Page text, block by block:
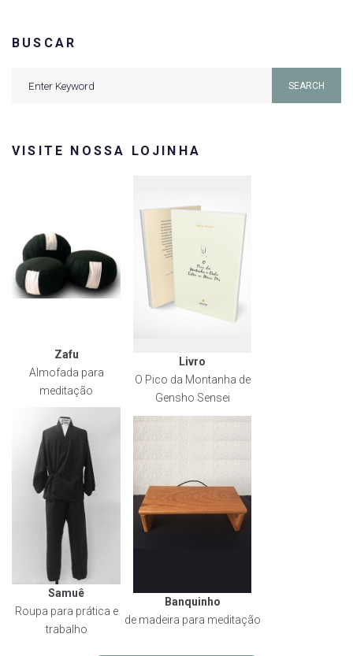
BUSCAR
SEARCH
VISITE NOSSA LOJINHA
Zafu
Almofada para
meditação
Livro
O Pico da Montanha de
Gensho Sensei
Samuê
Roupa para prática e
trabalho
Banquinho
de madeira para meditação